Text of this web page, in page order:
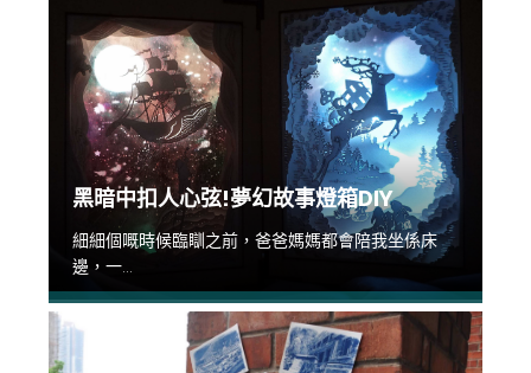
黑暗中扣人心弦!夢幻故事燈箱DIY
細細個嘅時候臨瞓之前，爸爸媽媽都會陪我坐係床
邊，一...